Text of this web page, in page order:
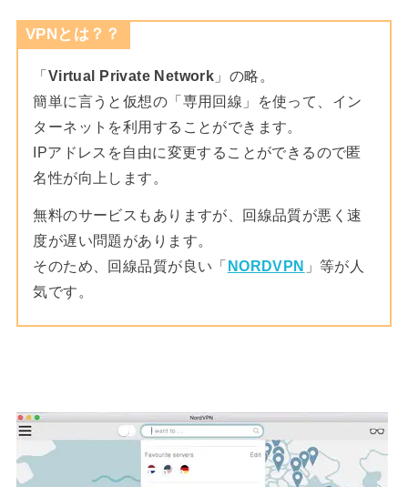
VPNとは？？
「Virtual Private Network 」の略。
簡単に言うと仮想の「専用回線」を使って、イン
ターネットを利用することができます。
IPアドレスを自由に変更することができるので匿
名性が向上します。
無料のサービスもありますが、回線品質が悪く速
度が遅い問題があります。
そのため、回線品質が良い「NORDVPN 」等が人
気です。